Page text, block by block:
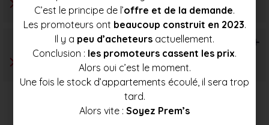
T6+
C’est le principe de l’offre et de la demande.
Les promoteurs ont beaucoup construit en 2023.
Il y a peu d’acheteurs actuellement.
Conclusion : les promoteurs cassent les prix.
Alors oui c’est le moment.
Une fois le stock d’appartements écoulé, il sera trop
tard.
Alors vite : Soyez Prem’s